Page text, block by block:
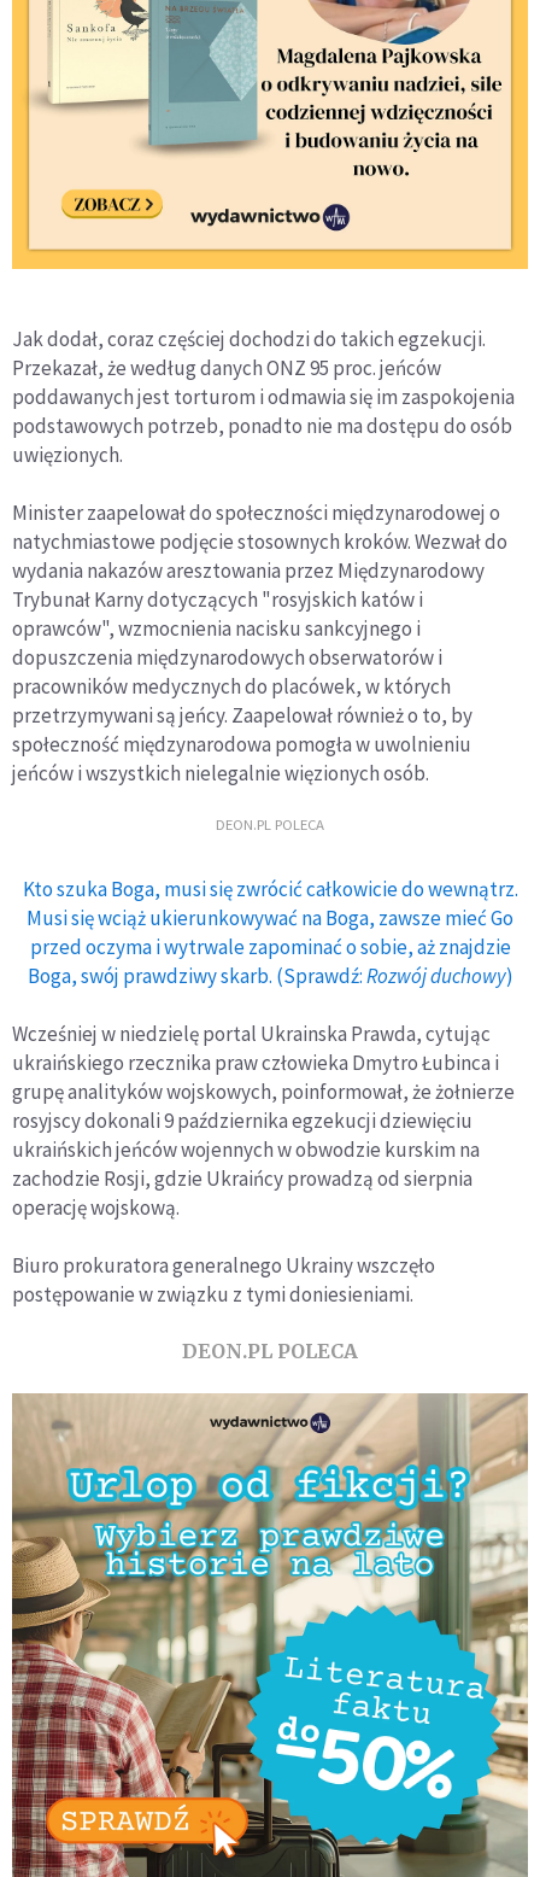
Jak dodał, coraz częściej dochodzi do takich egzekucji.
Przekazał, że według danych ONZ 95 proc. jeńców
poddawanych jest torturom i odmawia się im zaspokojenia
podstawowych potrzeb, ponadto nie ma dostępu do osób
uwięzionych.
Minister zaapelował do społeczności międzynarodowej o
natychmiastowe podjęcie stosownych kroków. Wezwał do
wydania nakazów aresztowania przez Międzynarodowy
Trybunał Karny dotyczących "rosyjskich katów i
oprawców", wzmocnienia nacisku sankcyjnego i
dopuszczenia międzynarodowych obserwatorów i
pracowników medycznych do placówek, w których
przetrzymywani są jeńcy. Zaapelował również o to, by
społeczność międzynarodowa pomogła w uwolnieniu
jeńców i wszystkich nielegalnie więzionych osób.
DEON.PL POLECA
Kto szuka Boga, musi się zwrócić całkowicie do wewnątrz.
Musi się wciąż ukierunkowywać na Boga, zawsze mieć Go
przed oczyma i wytrwale zapominać o sobie, aż znajdzie
Boga, swój prawdziwy skarb. (Sprawdź:Rozwój duchowy)
Wcześniej w niedzielę portal Ukrainska Prawda, cytując
ukraińskiego rzecznika praw człowieka Dmytro Łubinca i
grupę analityków wojskowych, poinformował, że żołnierze
rosyjscy dokonali 9 października egzekucji dziewięciu
ukraińskich jeńców wojennych w obwodzie kurskim na
zachodzie Rosji, gdzie Ukraińcy prowadzą od sierpnia
operację wojskową.
Biuro prokuratora generalnego Ukrainy wszczęło
postępowanie w związku z tymi doniesieniami.
DEON.PL POLECA